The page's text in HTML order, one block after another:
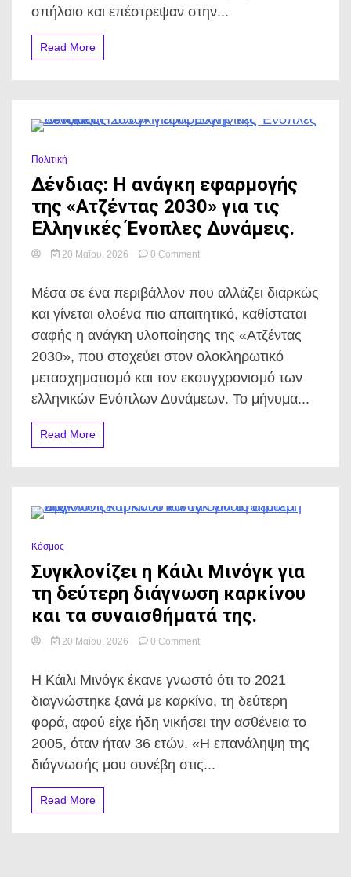
αγνοούνταν
από
σπήλαιο και επέστρεψαν στην...
Read More
Πολιτική
Δένδιας: Η ανάγκη εφαρμογής
της «Ατζέντας 2030» για τις
Ελληνικές Ένοπλες Δυνάμεις.
20 Μαΐου, 2026 0 Commenton
ανάγκη
εφαρμογής
της
«Ατζέντας
2030»
τις
Ελληνικές
Μέσα σε ένα περιβάλλον που αλλάζει διαρκώς
και γίνεται ολοένα πιο απαιτητικό, καθίσταται
σαφής η ανάγκη υλοποίησης της «Ατζέντας
2030», που στοχεύει στον ολοκληρωτικό
μετασχηματισμό και τον εκσυγχρονισμό των
ελληνικών Ενόπλων Δυνάμεων. Το μήνυμα...
Read More
Κόσμος
Συγκλονίζει η Κάιλι Μινόγκ για
τη δεύτερη διάγνωση καρκίνου
και τα συναισθήματά της.
20 Μαΐου, 2026 0 Commenton
Κάιλι
Μινόγκ
τη
δεύτερη
καρκίνου
Η Κάιλι Μινόγκ έκανε γνωστό ότι το 2021
διαγνώστηκε ξανά με καρκίνο, τη δεύτερη
φορά, αφού είχε ήδη νικήσει την ασθένεια το
2005, όταν ήταν 36 ετών. «Η επανάληψη της
διάγνωσής μου συνέβη στις...
Read More